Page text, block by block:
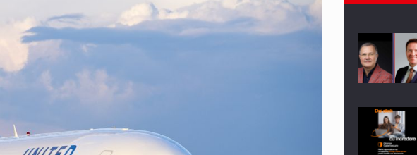
Reveals About Bakuchiol's Evolution
supun noilor reglementari UE privind ambalajele pot risca retragerea produselor din piata
ON THE INTERNATIONAL BUSINESS SCENE